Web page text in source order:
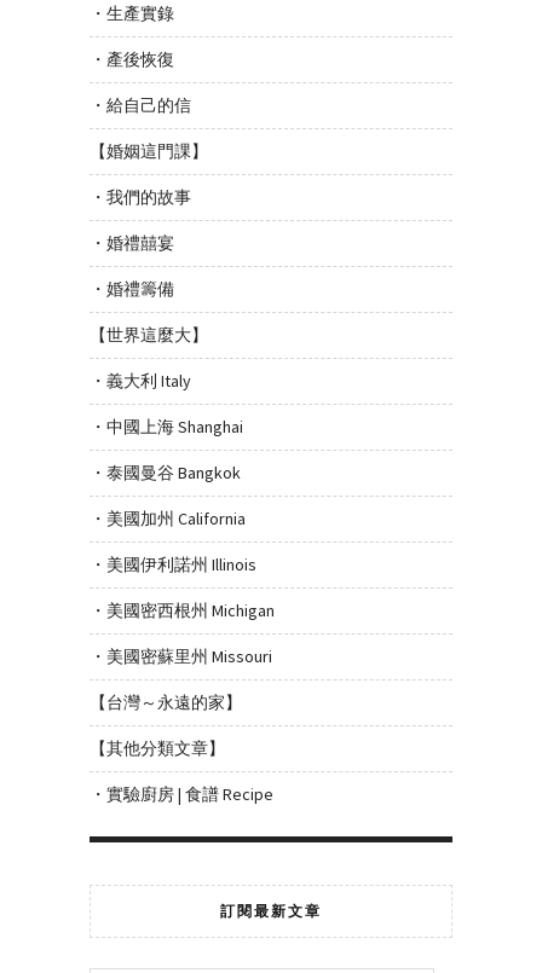
・生產實錄
・產後恢復
・給自己的信
【婚姻這門課】
・我們的故事
・婚禮囍宴
・婚禮籌備
【世界這麼大】
・義大利 Italy
・中國上海 Shanghai
・泰國曼谷 Bangkok
・美國加州 California
・美國伊利諾州 Illinois
・美國密西根州 Michigan
・美國密蘇里州 Missouri
【台灣～永遠的家】
【其他分類文章】
・實驗廚房 | 食譜 Recipe
訂閱最新文章